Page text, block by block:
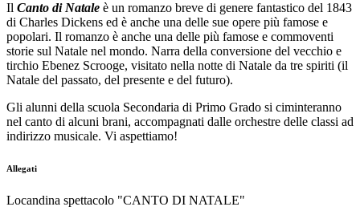
Il Canto di Natale è un romanzo breve di genere fantastico del 1843
di Charles Dickens ed è anche una delle sue opere più famose e
popolari. Il romanzo è anche una delle più famose e commoventi
storie sul Natale nel mondo. Narra della conversione del vecchio e
tirchio Ebenez Scrooge, visitato nella notte di Natale da tre spiriti (il
Natale del passato, del presente e del futuro).
Gli alunni della scuola Secondaria di Primo Grado si ciminteranno
nel canto di alcuni brani, accompagnati dalle orchestre delle classi ad
indirizzo musicale. Vi aspettiamo!
Allegati
Locandina spettacolo "CANTO DI NATALE"